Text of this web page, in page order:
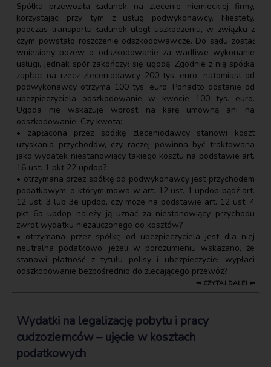
Spółka przewoziła ładunek na zlecenie niemieckiej firmy,
korzystając przy tym z usług podwykonawcy. Niestety,
podczas transportu ładunek uległ uszkodzeniu, w związku z
czym powstało roszczenie odszkodowawcze. Do sądu został
wniesiony pozew o odszkodowanie za wadliwe wykonanie
usługi, jednak spór zakończył się ugodą. Zgodnie z nią spółka
zapłaci na rzecz zleceniodawcy 200 tys. euro, natomiast od
podwykonawcy otrzyma 100 tys. euro. Ponadto dostanie od
ubezpieczyciela odszkodowanie w kwocie 100 tys. euro.
Ugoda nie wskazuje wprost na karę umowną ani na
odszkodowanie. Czy kwota:
• zapłacona przez spółkę zleceniodawcy stanowi koszt
uzyskania przychodów, czy raczej powinna być traktowana
jako wydatek niestanowiący takiego kosztu na podstawie art.
16 ust. 1 pkt 22 updop?
• otrzymana przez spółkę od podwykonawcy jest przychodem
podatkowym, o którym mowa w art. 12 ust. 1 updop bądź art.
12 ust. 3 lub 3e updop, czy może na podstawie art. 12 ust. 4
pkt 6a updop należy ją uznać za niestanowiący przychodu
zwrot wydatku niezaliczonego do kosztów?
• otrzymana przez spółkę od ubezpieczyciela jest dla niej
neutralna podatkowo, jeżeli w porozumieniu wskazano, że
stanowi płatność z tytułu polisy i ubezpieczyciel wypłaci
odszkodowanie bezpośrednio do zlecającego przewóz?
⇒ CZYTAJ DALEJ ⇐
Wydatki na legalizację pobytu i pracy
cudzoziemców – ujęcie w kosztach
podatkowych